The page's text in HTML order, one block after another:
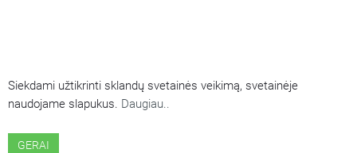
Siekdami užtikrinti sklandų svetainės veikimą, svetainėje
naudojame slapukus. Daugiau..
GERAI